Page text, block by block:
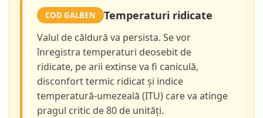
COD GALBEN Temperaturi ridicate
Valul de căldură va persista. Se vor
înregistra temperaturi deosebit de
ridicate, pe arii extinse va fi caniculă,
disconfort termic ridicat și indice
temperatură-umezeală (ITU) care va atinge
pragul critic de 80 de unități.